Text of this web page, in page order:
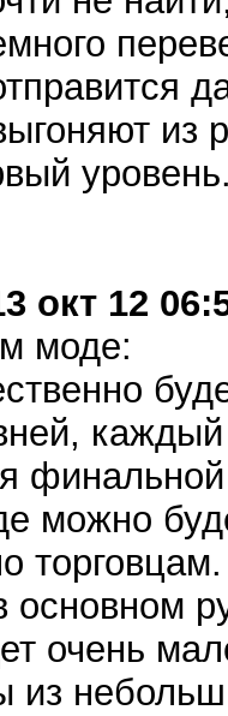
из
окт 12
моде:
можно
торговцам.
основном
очень
из